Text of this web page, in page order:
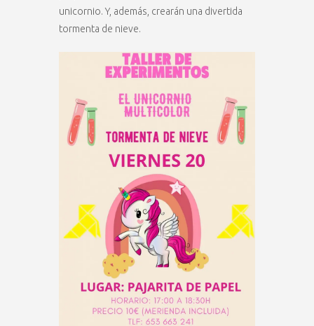
unicornio. Y, además, crearán una divertida
tormenta de nieve.